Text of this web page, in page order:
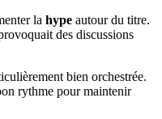
la hype autour du titre.
des discussions
bien orchestrée.
rythme pour maintenir